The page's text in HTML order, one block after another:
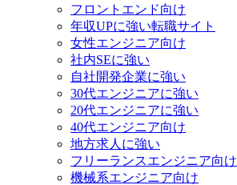
フロントエンド向け
年収UPに強い転職サイト
女性エンジニア向け
社内SEに強い
自社開発企業に強い
30代エンジニアに強い
20代エンジニアに強い
40代エンジニア向け
地方求人に強い
フリーランスエンジニア向け
機械系エンジニア向け